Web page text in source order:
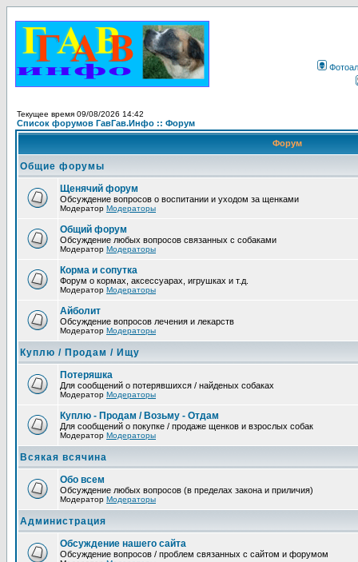
Текущее время 09/08/2026 14:42
Список форумов ГавГав.Инфо :: Форум
Форум
Общие форумы
Щенячий форум
Обсуждение вопросов о воспитании и уходом за щенками
Модератор Модераторы
Общий форум
Обсуждение любых вопросов связанных с собаками
Модератор Модераторы
Корма и сопутка
Форум о кормах, аксессуарах, игрушках и т.д.
Модератор Модераторы
Айболит
Обсуждение вопросов лечения и лекарств
Модератор Модераторы
Куплю / Продам / Ищу
Потеряшка
Для сообщений о потерявшихся / найденых собаках
Модератор Модераторы
Куплю - Продам / Возьму - Отдам
Для сообщений о покупке / продаже щенков и взрослых собак
Модератор Модераторы
Всякая всячина
Обо всем
Обсуждение любых вопросов (в пределах закона и приличия)
Модератор Модераторы
Администрация
Обсуждение нашего сайта
Обсуждение вопросов / проблем связанных с сайтом и форумом